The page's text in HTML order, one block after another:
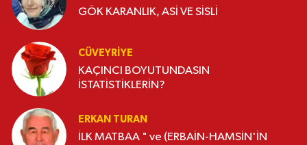
GÖK KARANLIK, ASİ VE SİSLİ
CÜVEYRIYE
KAÇINCI BOYUTUNDASIN
İSTATİSTİKLERİN?
ERKAN TURAN
İLK MATBAA " ve (ERBAİN-HAMSİN'İN